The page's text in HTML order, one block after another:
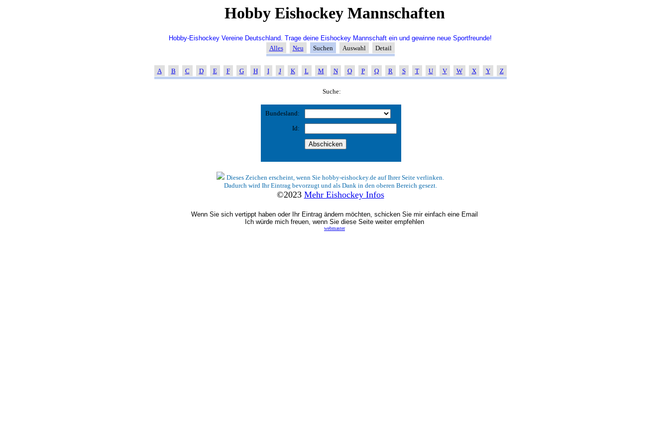
Hobby Eishockey Mannschaften
Hobby-Eishockey Vereine Deutschland. Trage deine Eishockey Mannschaft ein und gewinne neue Sportfreunde!
Alles
Neu Suchen Auswahl Detail
A B C D E F G H I J K L M N O P Q R S T U V W X Y Z
Suche:
Bundesland:
Id:
Dieses Zeichen erscheint, wenn Sie hobby-eishockey.de auf Ihrer Seite verlinken.
Dadurch wird Ihr Eintrag bevorzugt und als Dank in den oberen Bereich gesezt.
©2023 Mehr Eishockey Infos
Wenn Sie sich vertippt haben oder Ihr Eintrag ändern möchten, schicken Sie mir einfach eine Email
Ich würde mich freuen, wenn Sie diese Seite weiter empfehlen
webmaster